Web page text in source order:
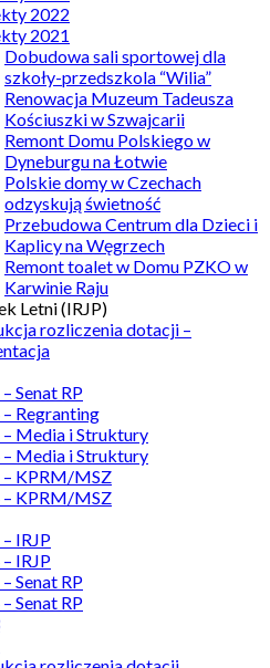
2022
2021
Dobudowa sali sportowej dla
szkoły-przedszkola “Wilia”
Renowacja Muzeum Tadeusza
Kościuszki w Szwajcarii
Remont Domu Polskiego w
Dyneburgu na Łotwie
Polskie domy w Czechach
odzyskują świetność
Przebudowa Centrum dla Dzieci i
Kaplicy na Węgrzech
Remont toalet w Domu PZKO w
Karwinie Raju
Letni (IRJP)
rozliczenia dotacji –
Senat RP
Regranting
– Media i Struktury
– Media i Struktury
– KPRM/MSZ
– KPRM/MSZ
IRJP
IRJP
Senat RP
Senat RP